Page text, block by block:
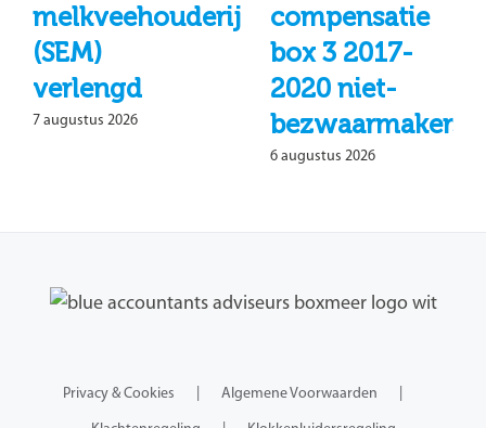
melkveehouderij
(SEM)
verlengd
7 augustus 2026
compensatie
box 3 2017-
2020 niet-
bezwaarmakers
6 augustus 2026
Privacy & Cookies Algemene Voorwaarden